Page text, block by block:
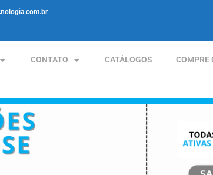
CONTATO CATÁLOGOS COMPRE